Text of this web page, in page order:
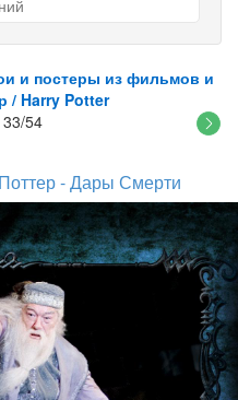
и постеры из фильмов и
/ Harry Potter
54
- Дары Смерти